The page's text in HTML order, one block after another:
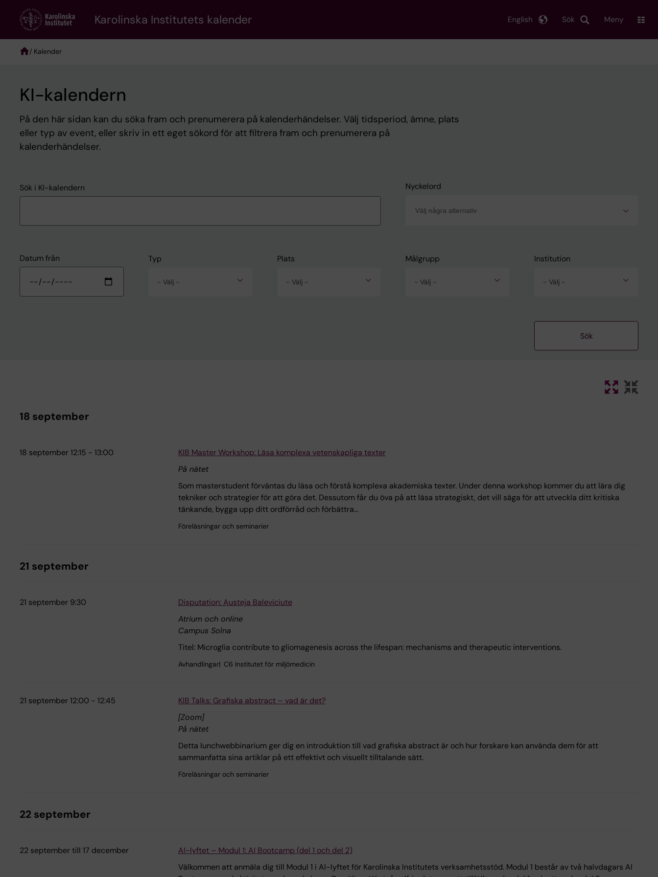
content
Karolinska Institutets kalender Sök
English Meny
/ Kalender
KI-kalendern
På den här sidan kan du söka fram och prenumerera på kalenderhändelser. Välj tidsperiod, ämne, plats
eller typ av event, eller skriv in ett eget sökord för att filtrera fram och prenumerera på
kalenderhändelser.
Sök i KI-kalendern Nyckelord
Datum från Typ
- Välj -
Plats
- Välj -
Målgrupp
- Välj -
Institution
- Välj -
18 september
18 september 12:15 - 13:00
KIB Master Workshop: Läsa komplexa vetenskapliga texter
På nätet
Som masterstudent förväntas du läsa och förstå komplexa akademiska texter. Under denna workshop kommer du att lära dig
tekniker och strategier för att göra det. Dessutom får du öva på att läsa strategiskt, det vill säga för att utveckla ditt kritiska
tänkande, bygga upp ditt ordförråd och förbättra…
Föreläsningar och seminarier
21 september
21 september 9:30
Disputation: Austeja Baleviciute
Atrium och online
Campus Solna
Titel: Microglia contribute to gliomagenesis across the lifespan: mechanisms and therapeutic interventions.
Avhandlingar C6 Institutet för miljömedicin
21 september 12:00 - 12:45
KIB Talks: Grafiska abstract – vad är det?
[Zoom]
På nätet
Detta lunchwebbinarium ger dig en introduktion till vad grafiska abstract är och hur forskare kan använda dem för att
sammanfatta sina artiklar på ett effektivt och visuellt tilltalande sätt.
Föreläsningar och seminarier
22 september
22 september till 17 december
AI-lyftet – Modul 1: AI Bootcamp (del 1 och del 2)
Välkommen att anmäla dig till Modul 1 i AI-lyftet för Karolinska Institutets verksamhetsstöd. Modul 1 består av två halvdagars AI